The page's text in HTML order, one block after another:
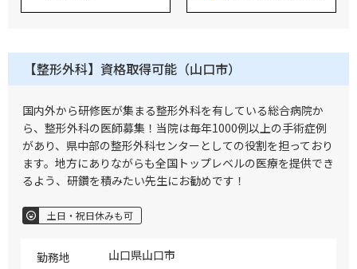
【整形外科】資格取得可能（山口市）
国内外から研修医が集まる整形外科を有している総合病院か
ら、整形外科の医師募集！当院は毎年1000例以上の手術症例
があり、県中部の整形外科センターとしての役割を担っており
ます。地方にありながらも全国トップレベルの医療を提供でき
るよう、研鑽を積みたい先生にお勧めです！
土日・祝日休みも可
勤務地 山口県山口市